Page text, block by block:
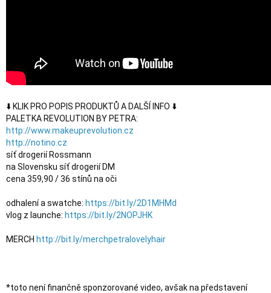
⬇️ KLIK PRO POPIS PRODUKTŮ A DALŠÍ INFO ⬇️
http://www.makeuprevolution.cz
http://notino.cz
síť drogerií Rossmann
na Slovensku síť drogerií DM
cena 359,90 / 36 stínů na oči
odhalení a swatche: https://bit.ly/2D1MHMd
vlog z launche: https://bit.ly/2NOPJHK
MERCH http://bit.ly/merchpetralovelyhair
*toto není finančně sponzorované video, avšak na představení